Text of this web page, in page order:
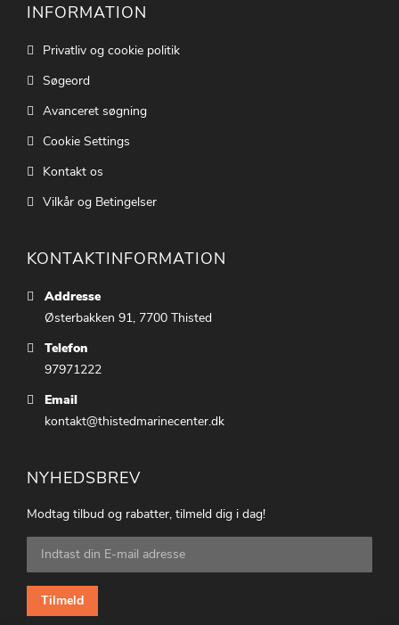
INFORMATION
Privatliv og cookie politik
Søgeord
Avanceret søgning
Cookie Settings
Kontakt os
Vilkår og Betingelser
KONTAKTINFORMATION
Addresse
Østerbakken 91, 7700 Thisted
Telefon
97971222
Email
kontakt@thistedmarinecenter.dk
NYHEDSBREV
Modtag tilbud og rabatter, tilmeld dig i dag!
Tilmeld
dig
vores
nyhedsbrev:
Tilmeld